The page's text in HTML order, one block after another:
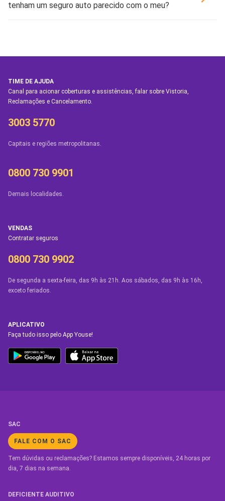
tenham um seguro auto parecido com o meu?
TIME DE AJUDA
Canal para acionar coberturas e assistências, falar sobre Vistoria,
Reclamações e Cancelamento.
3003 5770
Capitais e regiões metropolitanas.
0800 730 9901
Demais localidades.
VENDAS
Contratar seguros
0800 730 9902
De segunda a sexta-feira, das 9h às 21h. Aos sábados, das 9h às 16h,
exceto feriados.
APLICATIVO
Faça tudo isso pelo App Youse!
SAC
FALE COM O SAC
Tem dúvidas ou reclamações? Estamos sempre disponíveis, 24 horas por
dia, 7 dias na semana.
DEFICIENTE AUDITIVO